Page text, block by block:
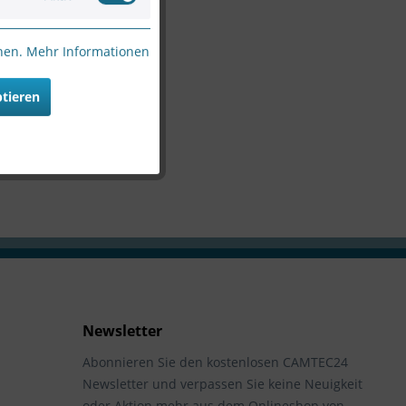
Newsletter
Abonnieren Sie den kostenlosen CAMTEC24
Newsletter und verpassen Sie keine Neuigkeit
Mehr Informationen